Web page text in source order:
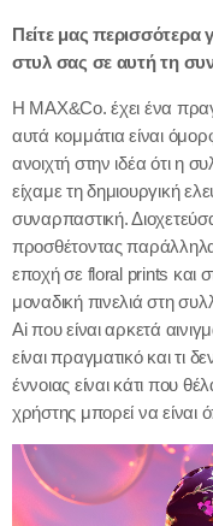
Πείτε μας περισσότερα
στυλ σας σε αυτή τη
Η MAX&Co. έχει ένα
αυτά κομμάτια είναι
ανοιχτή στην ιδέα ότι η
είχαμε τη δημιουργική
συναρπαστική.
προσθέτοντας παράλληλα
εποχή σε floral prints και
μοναδική πινελιά στη
Ai που είναι αρκετά
είναι πραγματικό και τι
έννοιας είναι κάτι που
χρήστης μπορεί να είναι